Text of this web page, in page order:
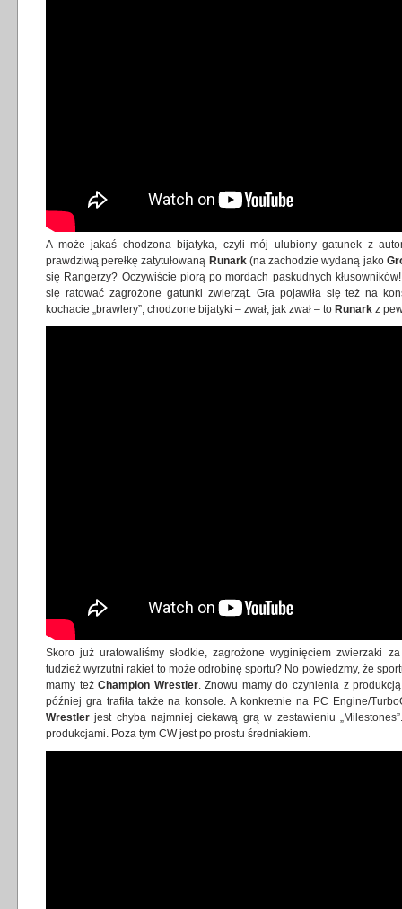
A może jakaś chodzona bijatyka, czyli mój ulubiony gatunek z
prawdziwą perełkę zatytułowaną Runark(na zachodzie wydaną jako
się Rangerzy? Oczywiście piorą po mordach paskudnych
się ratować zagrożone gatunki zwierząt. Gra pojawiła się też na
kochacie „brawlery”, chodzone bijatyki – zwał, jak zwał – to Runark z
Skoro już uratowaliśmy słodkie, zagrożone wyginięciem zwierzaki
tudzież wyrzutni rakiet to może odrobinę sportu? No powiedzmy, że
mamy teżChampion Wrestler. Znowu mamy do czynienia z
później gra trafiła także na konsole. A konkretnie na PC Engine/
Wrestler jest chyba najmniej ciekawą grą w zestawieniu
produkcjami. Poza tym CW jest po prostu średniakiem.